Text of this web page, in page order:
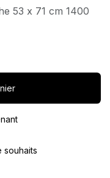
53 x 71 cm 1400
souhaits